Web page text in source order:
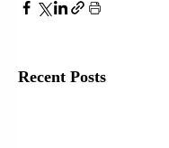
Recent Posts